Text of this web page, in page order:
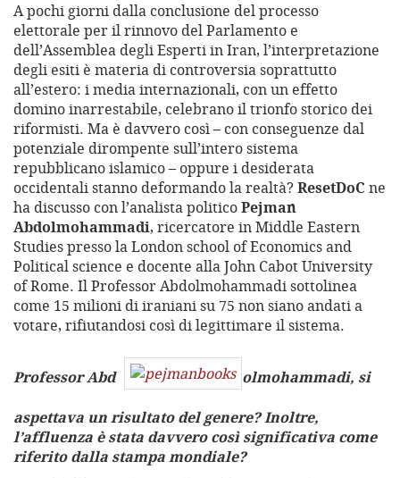
A pochi giorni dalla conclusione del processo
elettorale per il rinnovo del Parlamento e
dell’Assemblea degli Esperti in Iran, l’interpretazione
degli esiti è materia di controversia soprattutto
all’estero: i media internazionali, con un effetto
domino inarrestabile, celebrano il trionfo storico dei
riformisti. Ma è davvero così – con conseguenze dal
potenziale dirompente sull’intero sistema
repubblicano islamico – oppure i desiderata
occidentali stanno deformando la realtà?ResetDoC ne
ha discusso con l’analista politicoPejman
Abdolmohammadi, ricercatore in Middle Eastern
Studies presso la London school of Economics and
Political science e docente alla John Cabot University
of Rome. Il Professor Abdolmohammadi sottolinea
come 15 milioni di iraniani su 75 non siano andati a
votare, rifiutandosi così di legittimare il sistema.
Professor Abd olmohammadi, si
aspettava un risultato del genere? Inoltre,
l’affluenza è stata davvero così significativa come
riferito dalla stampa mondiale?